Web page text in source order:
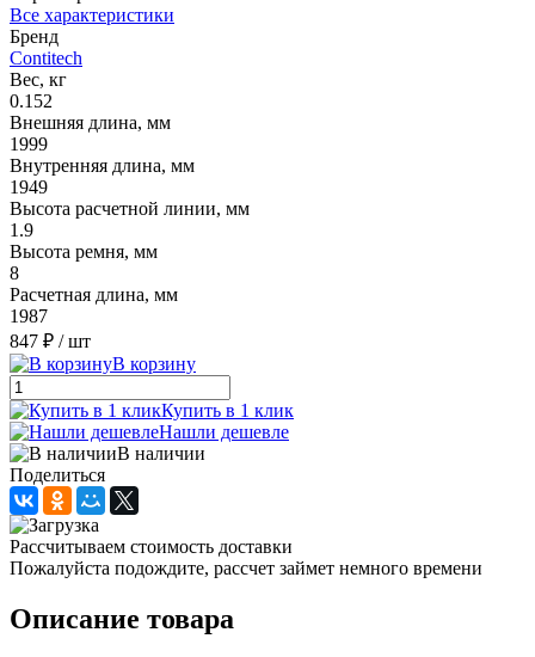
Все характеристики
Бренд
Contitech
Вес, кг
0.152
Внешняя длина, мм
1999
Внутренняя длина, мм
1949
Высота расчетной линии, мм
1.9
Высота ремня, мм
8
Расчетная длина, мм
1987
847 ₽ / шт
В корзину
Купить в 1 клик
Нашли дешевле
В наличии
Поделиться
Рассчитываем стоимость доставки
Пожалуйста подождите, рассчет займет немного времени
Описание товара